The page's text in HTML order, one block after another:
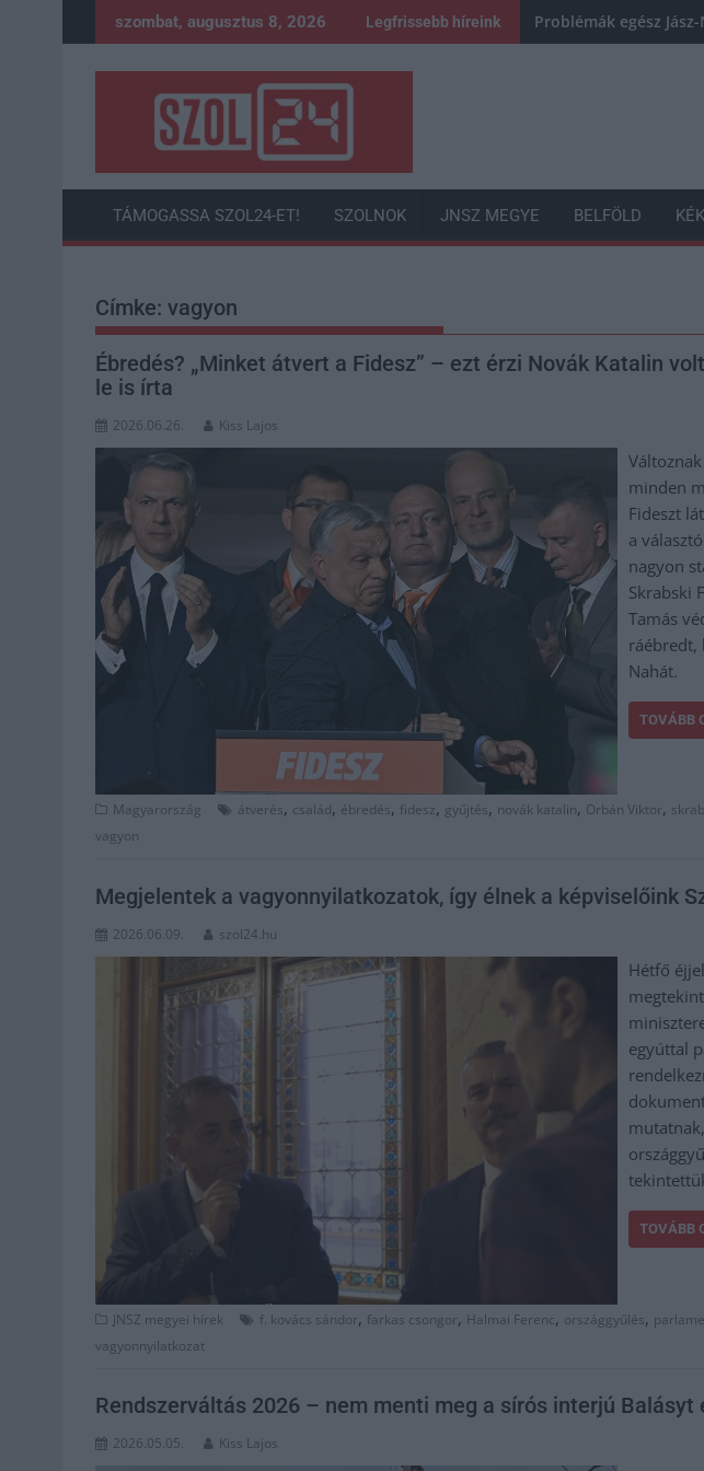
to
szombat, augusztus 8, 2026 Legfrissebb híreink Problémák egész
TÁMOGASSA SZOL24-ET! SZOLNOK JNSZ MEGYE BELFÖLD KÉK
Címke: vagyon
Ébredés? „Minket átvert a Fidesz” – ezt érzi Novák Katalin
le is írta
2026.06.26. Kiss Lajos
minden
Fideszt
a
nagyon
Skrabski
Tamás
ráébredt,
Nahát.
TOVÁBB
Magyarország átverés, család, ébredés, fidesz, gyűjtés, novák katalin, Orbán Viktor,
vagyon
Megjelentek a vagyonnyilatkozatok, így élnek a képviselőink
2026.06.09. szol24.hu
Hétfő
egyúttal
TOVÁBB
JNSZ megyei hírek f. kovács sándor, farkas csongor, Halmai Ferenc, országgyűlés,
vagyonnyilatkozat
Rendszerváltás 2026 – nem menti meg a sírós interjú Balásyt
2026.05.05. Kiss Lajos